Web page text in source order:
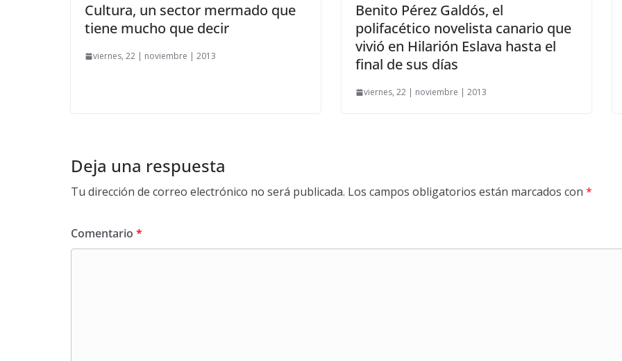
Cultura, un sector mermado que
tiene mucho que decir
viernes, 22 | noviembre | 2013
Benito Pérez Galdós, el
polifacético novelista canario que
vivió en Hilarión Eslava hasta el
final de sus días
viernes, 22 | noviembre | 2013
Deja una respuesta
Tu dirección de correo electrónico no será publicada. Los campos obligatorios están marcados con *
Comentario *